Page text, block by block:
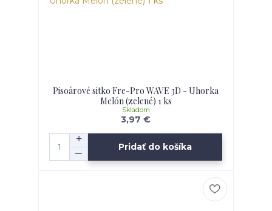
Pisoárové sitko Fre-Pro WAVE 3D - Uhorka
Melón (zelené) 1 ks
3,97 €
Skladom
Pridať do košíka